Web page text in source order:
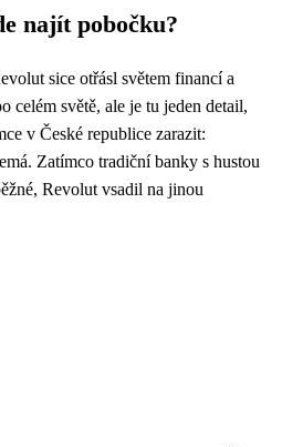
najít pobočku?
sice otřásl světem financí a
celém světě, ale je tu jeden detail,
v České republice zarazit:
Zatímco tradiční banky s hustou
Revolut vsadil na jinou